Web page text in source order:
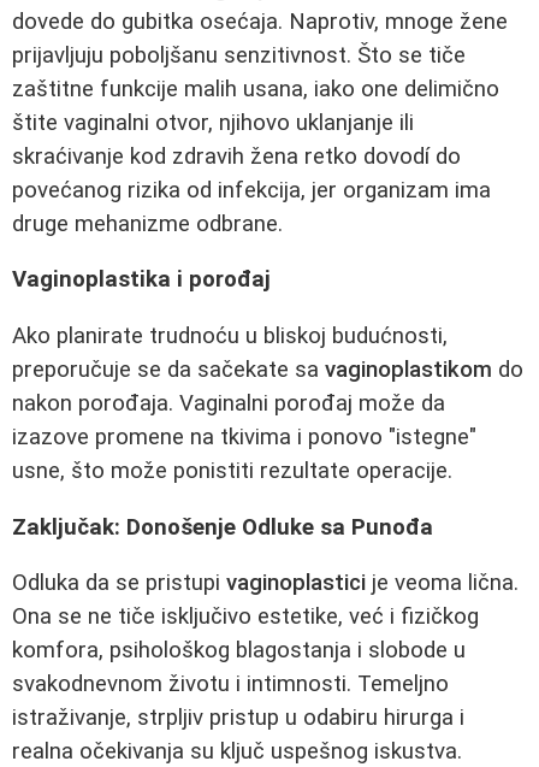
dovede do gubitka osećaja. Naprotiv, mnoge žene
prijavljuju poboljšanu senzitivnost. Što se tiče
zaštitne funkcije malih usana, iako one delimično
štite vaginalni otvor, njihovo uklanjanje ili
skraćivanje kod zdravih žena retko dovodí do
povećanog rizika od infekcija, jer organizam ima
druge mehanizme odbrane.
Vaginoplastika i porođaj
Ako planirate trudnoću u bliskoj budućnosti,
preporučuje se da sačekate sa vaginoplastikom do
nakon porođaja. Vaginalni porođaj može da
izazove promene na tkivima i ponovo "istegne"
usne, što može ponistiti rezultate operacije.
Zaključak: Donošenje Odluke sa Punođa
Odluka da se pristupi vaginoplastici je veoma lična.
Ona se ne tiče isključivo estetike, već i fizičkog
komfora, psihološkog blagostanja i slobode u
svakodnevnom životu i intimnosti. Temeljno
istraživanje, strpljiv pristup u odabiru hirurga i
realna očekivanja su ključ uspešnog iskustva.